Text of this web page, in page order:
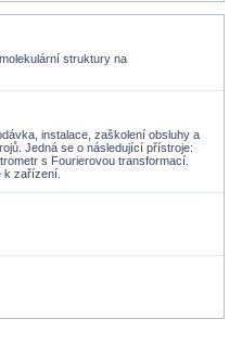
struktury na
instalace, zaškolení obsluhy a
Jedná se o následující přístroje:
s Fourierovou transformací.
k zařízení.